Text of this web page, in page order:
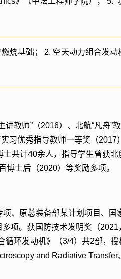
烧基础； 2. 空天动力组合发
教师”（2016）、北航“凡舟
习优秀指导教师一等奖（
共计40余人，指导学生曾获
博士后（2020）等奖励多项。
、原总装备部某计划项目、
项。获国防技术发明奖（
循环发动机》（3/4）共2部，
and Radiative